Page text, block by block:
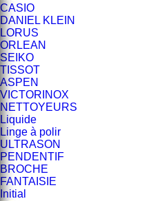
CASIO
DANIEL KLEIN
LORUS
ORLEAN
SEIKO
TISSOT
ASPEN
VICTORINOX
NETTOYEURS
Liquide
Linge à polir
ULTRASON
PENDENTIF
BROCHE
FANTAISIE
Initial